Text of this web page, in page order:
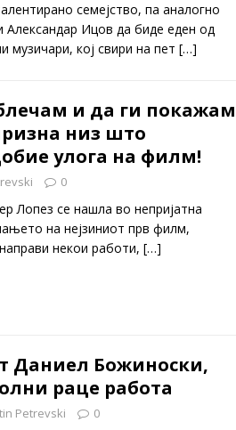
семејство, па аналогно
Александар Ицов да биде еден од
музичари, кој свири на пет […]
и да ги покажам
низ што
улога на филм!
0
Лопез се нашла во непријатна
на нејзиниот прв филм,
некои работи, […]
Даниел Божиноски,
раце работа
Petrevski 0